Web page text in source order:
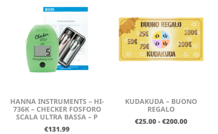
HANNA INSTRUMENTS – HI-
736K – CHECKER FOSFORO
SCALA ULTRA BASSA – P
€131.99
KUDAKUDA – BUONO
REGALO
€25.00 - €200.00